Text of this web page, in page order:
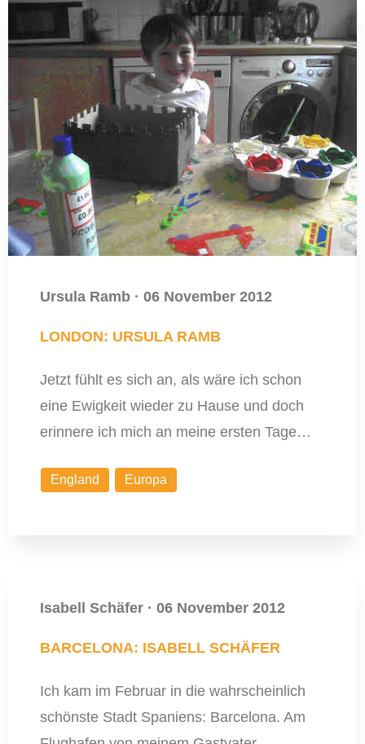
Ursula Ramb · 06 November 2012
LONDON: URSULA RAMB
Jetzt fühlt es sich an, als wäre ich schon
eine Ewigkeit wieder zu Hause und doch
erinnere ich mich an meine ersten Tage…
England Europa
Isabell Schäfer · 06 November 2012
BARCELONA: ISABELL SCHÄFER
Ich kam im Februar in die wahrscheinlich
schönste Stadt Spaniens: Barcelona. Am